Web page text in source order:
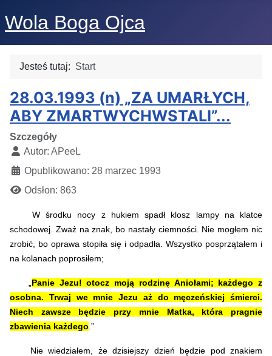
Wola Boga Ojca
Jesteś tutaj: Start
28.03.1993 (n) „ZA UMARŁYCH,
ABY ZMARTWYCHWSTALI”...
Szczegóły
Autor: APeeL
Opublikowano: 28 marzec 1993
Odsłon: 863
W środku nocy z hukiem spadł klosz lampy na klatce
schodowej. Zważ na znak, bo nastały ciemności. Nie mogłem nic
zrobić, bo oprawa stopiła się i odpadła. Wszystko posprzątałem i
na kolanach poprosiłem;
Panie Jezu! otocz moją rodzinę Aniołami; każdego z
osobna. Trwaj we mnie Jezu aż do męczeńskiej śmierci.
Niech zawsze będzie przy mnie Matka, która pragnie
zbawienia każdego .”
Nie wiedziałem, że dzisiejszy dzień będzie pod znakiem